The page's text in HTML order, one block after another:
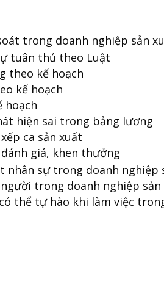
trong doanh nghiệp sản
tuân thủ theo Luật
theo kế hoạch
kế hoạch
hoạch
hiện sai trong bảng lương
ca sản xuất
giá, khen thưởng
nhân sự trong doanh nghiệp
trong doanh nghiệp sản
thể tự hào khi làm việc